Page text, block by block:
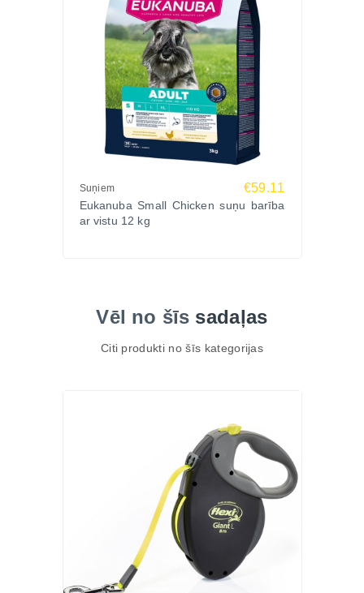
Suņiem €59.11
Eukanuba Small Chicken suņu barība
ar vistu 12 kg
Vēl no šīs sadaļas
Citi produkti no šīs kategorijas